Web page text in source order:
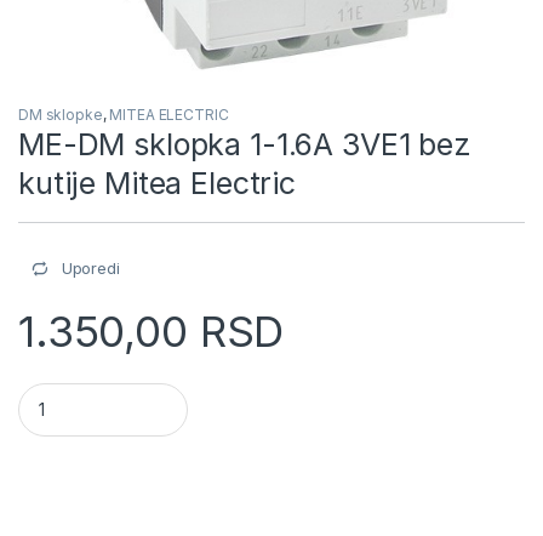
DM sklopke, MITEA ELECTRIC
ME-DM sklopka 1-1.6A 3VE1 bez
kutije Mitea Electric
Uporedi
1.350,00 RSD
ME-DM sklopka 1-1.6A 3VE1 bez kutije Mitea Electric quantity